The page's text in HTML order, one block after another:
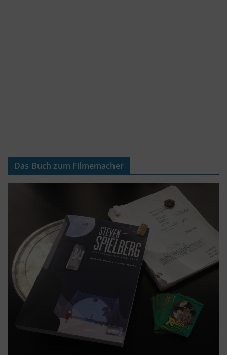
Das Buch zum Filmemacher